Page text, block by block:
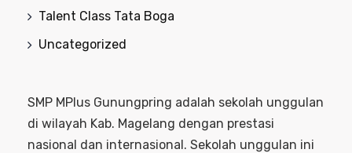
Talent Class Tata Boga
Uncategorized
SMP MPlus Gunungpring adalah sekolah unggulan
di wilayah Kab. Magelang dengan prestasi
nasional dan internasional. Sekolah unggulan ini